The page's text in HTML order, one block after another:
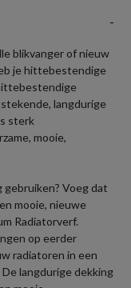
-
blikvanger of nieuw
je hittebestendige
langdurige
sterk
mooie,
Voeg dat
mooie, nieuwe
Radiatorverf.
op eerder
radiatoren in een
langdurige dekking